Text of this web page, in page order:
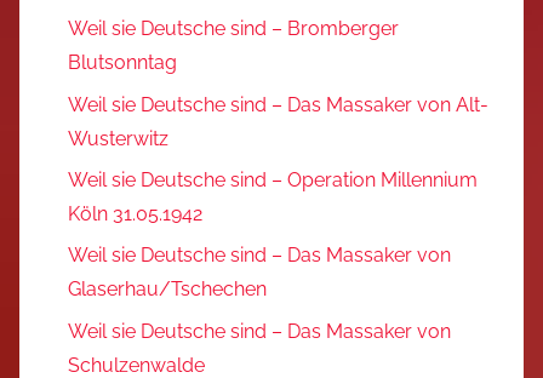
Weil sie Deutsche sind – Bromberger
Blutsonntag
Weil sie Deutsche sind – Das Massaker von Alt-
Wusterwitz
Weil sie Deutsche sind – Operation Millennium
Köln 31.05.1942
Weil sie Deutsche sind – Das Massaker von
Glaserhau/Tschechen
Weil sie Deutsche sind – Das Massaker von
Schulzenwalde